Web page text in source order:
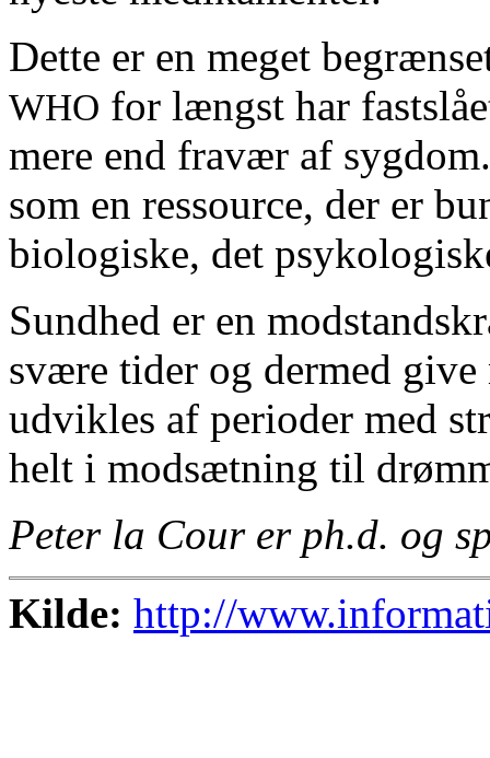
Dette er en meget
WHO for længst har
mere end fravær af
som en ressource, der er
biologiske, det
Sundhed er en
svære tider og dermed
udvikles af perioder med
helt i modsætning til
Peter la Cour er ph.d. og
Kilde: http://